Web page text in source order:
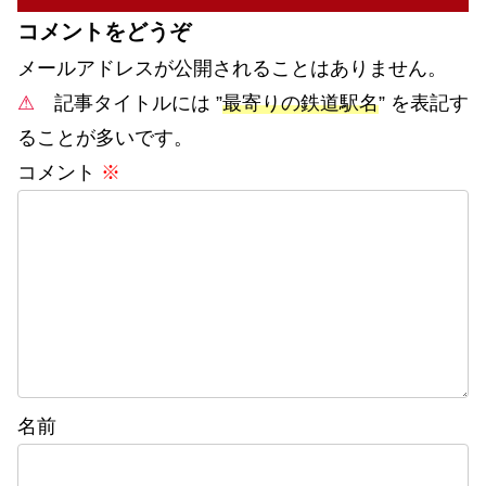
コメントをどうぞ
メールアドレスが公開されることはありません。
⚠ 記事タイトルには ”最寄りの鉄道駅名” を表記す
ることが多いです。
コメント ※
名前